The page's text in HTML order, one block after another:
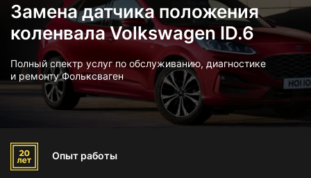
Замена датчика положения
коленвала Volkswagen ID.6
Полный спектр услуг по обслуживанию, диагностике
и ремонту Фольксваген
Опыт работы